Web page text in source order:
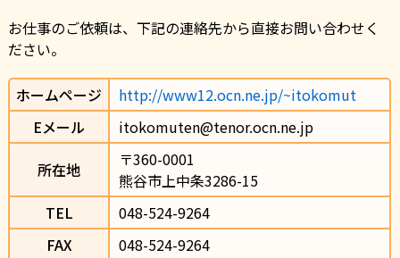
お仕事のご依頼は、下記の連絡先から直接お問い合わせく
ださい。
ホームページ
http://www12.ocn.ne.jp/~itokomut
Eメール
itokomuten@tenor.ocn.ne.jp
所在地
〒360-0001
熊谷市上中条3286-15
TEL
048-524-9264
FAX
048-524-9264